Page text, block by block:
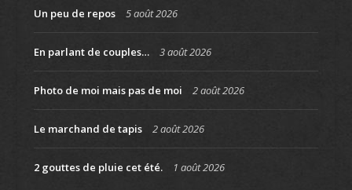
Un peu de repos 5 août 2026
En parlant de couples… 3 août 2026
Photo de moi mais pas de moi 2 août 2026
Le marchand de tapis 2 août 2026
2 gouttes de pluie cet été. 1 août 2026